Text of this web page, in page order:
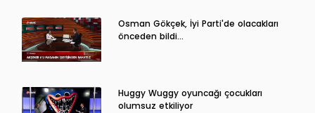
Osman Gökçek, İyi Parti'de olacakları
önceden bildi...
Huggy Wuggy oyuncağı çocukları
olumsuz etkiliyor